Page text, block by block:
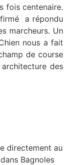
fois centenaire.
a répondu
marcheurs. Un
nous a fait
de course
des
directement au
Bagnoles